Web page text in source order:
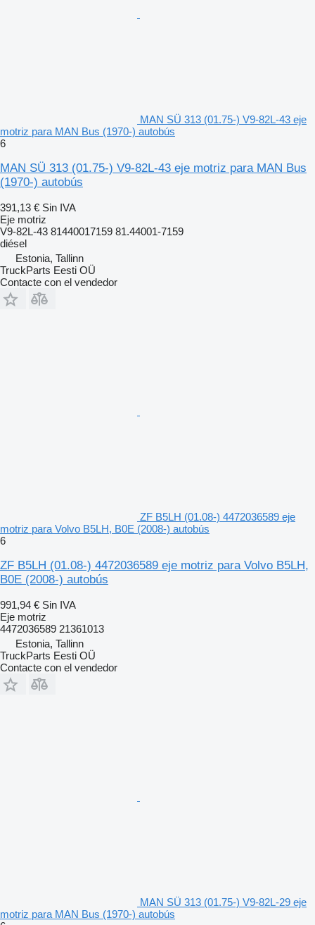
MAN SÜ 313 (01.75-) V9-82L-43 eje
motriz para MAN Bus (1970-) autobús
6
MAN SÜ 313 (01.75-) V9-82L-43 eje motriz para MAN Bus
(1970-) autobús
391,13 € Sin IVA
Eje motriz
V9-82L-43 81440017159 81.44001-7159
diésel
Estonia, Tallinn
TruckParts Eesti OÜ
Contacte con el vendedor
ZF B5LH (01.08-) 4472036589 eje
motriz para Volvo B5LH, B0E (2008-) autobús
6
ZF B5LH (01.08-) 4472036589 eje motriz para Volvo B5LH,
B0E (2008-) autobús
991,94 € Sin IVA
Eje motriz
4472036589 21361013
Estonia, Tallinn
TruckParts Eesti OÜ
Contacte con el vendedor
MAN SÜ 313 (01.75-) V9-82L-29 eje
motriz para MAN Bus (1970-) autobús